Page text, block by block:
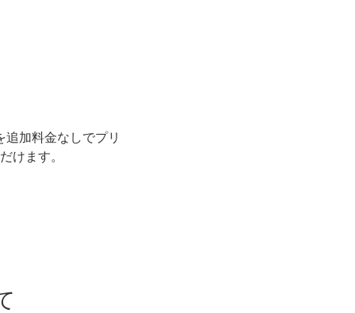
加料金なしでプリ
けます。